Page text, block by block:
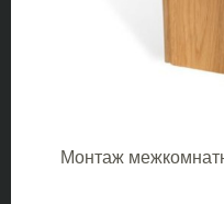
Монтаж